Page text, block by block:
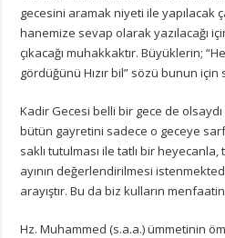
gecesini aramak niyeti ile yapılacak
hanemize sevap olarak yazılacağı
çıkacağı muhakkaktır. Büyüklerin;
gördüğünü Hızır bil” sözü bunun için
Kadir Gecesi belli bir gece de
bütün gayretini sadece o geceye
saklı tutulması ile tatlı bir heyecanla,
ayının değerlendirilmesi
arayıştır. Bu da biz kulların
Hz. Muhammed (s.a.a.) ümmetinin